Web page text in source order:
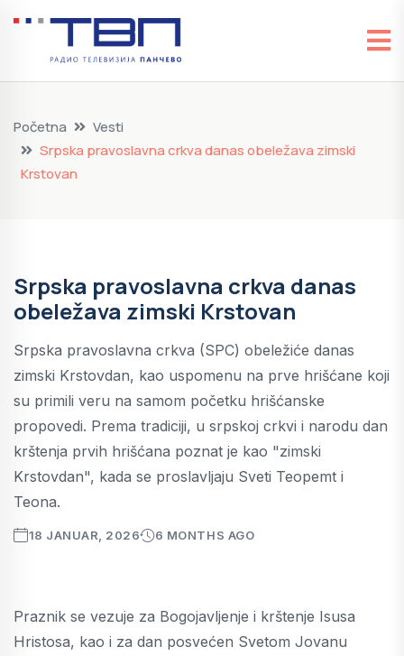
Početna
Vesti
Srpska pravoslavna crkva danas obeležava zimski
Krstovan
Srpska pravoslavna crkva danas
obeležava zimski Krstovan
Srpska pravoslavna crkva (SPC) obeležiće danas
zimski Krstovdan, kao uspomenu na prve hrišćane koji
su primili veru na samom početku hrišćanske
propovedi. Prema tradiciji, u srpskoj crkvi i narodu dan
krštenja prvih hrišćana poznat je kao "zimski
Krstovdan", kada se proslavljaju Sveti Teopemt i
Teona.
18 JANUAR, 2026 6 MONTHS AGO
Praznik se vezuje za Bogojavljenje i krštenje Isusa
Hristosa, kao i za dan posvećen Svetom Jovanu